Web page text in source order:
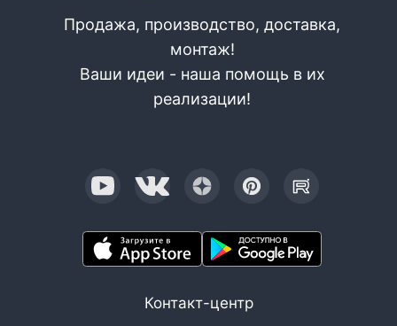
Продажа, производство, доставка,
монтаж!
Ваши идеи - наша помощь в их
реализации!
Контакт-центр